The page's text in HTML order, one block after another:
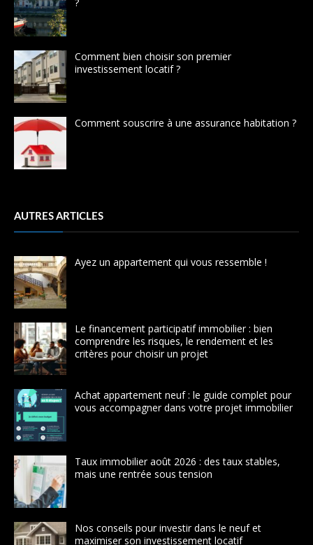
Comment bien choisir son premier
investissement locatif ?
Comment souscrire à une assurance habitation ?
AUTRES ARTICLES
Ayez un appartement qui vous ressemble !
Le financement participatif immobilier : bien
comprendre les risques, le rendement et les
critères pour choisir un projet
Achat appartement neuf : le guide complet pour
vous accompagner dans votre projet immobilier
Taux immobilier août 2026 : des taux stables,
mais une rentrée sous tension
Nos conseils pour investir dans le neuf et
maximiser son investissement locatif